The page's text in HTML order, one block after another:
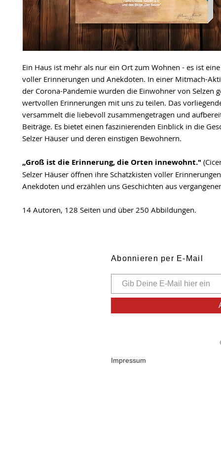
Ein Haus ist mehr als nur ein Ort zum Wohnen - es ist
voller Erinnerungen und Anekdoten. In einer Mitmach-
der Corona-Pandemie wurden die Einwohner von Selzen
wertvollen Erinnerungen mit uns zu teilen. Das
versammelt die liebevoll zusammengetragen und
Beiträge. Es bietet einen faszinierenden Einblick in die
Selzer Häuser und deren einstigen Bewohnern.
„Groß ist die Erinnerung, die Orten innewohnt."
Selzer Häuser öffnen ihre Schatzkisten voller
Anekdoten und erzählen uns Geschichten aus
14 Autoren, 128 Seiten und über 250 Abbildungen.
Abonnieren per E-Mail
Impressum